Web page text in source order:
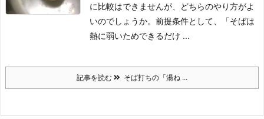
に比較はできませんが、どちらのやり方がよ
いのでしょうか。 前提条件として、「そばは
熱に弱いためできるだけ ...
記事を読む そば打ちの「湯ね ...